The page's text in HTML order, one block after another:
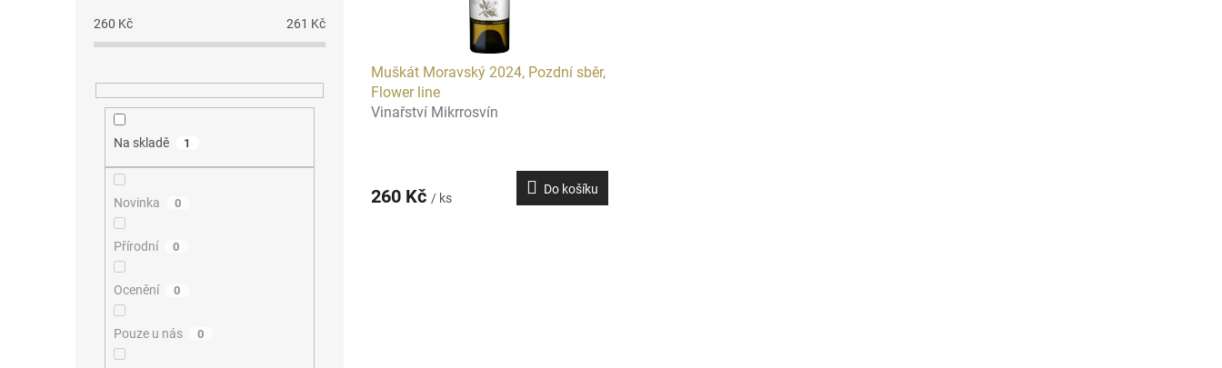
260 Kč 261 Kč
Na skladě 1
Novinka 0
Přírodní 0
Ocenění 0
Pouze u nás 0
Muškát Moravský 2024, Pozdní sběr,
Flower line
Vinařství Mikrrosvín
260 Kč / ks
Do košíku